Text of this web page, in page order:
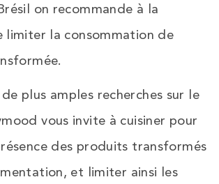
on recommande à la
limiter la consommation de
plus amples recherches sur le
vous invite à cuisiner pour
des produits transformés
et limiter ainsi les